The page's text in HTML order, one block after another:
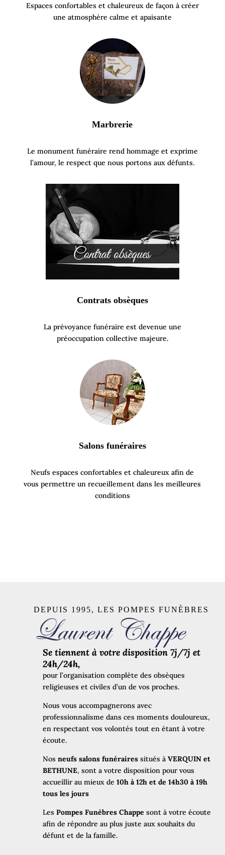
Espaces confortables et chaleureux de façon à créer
une atmosphère calme et apaisante
Marbrerie
Le monument funéraire rend hommage et exprime
l’amour, le respect que nous portons aux défunts.
Contrats obsèques
La prévoyance funéraire est devenue une
préoccupation collective majeure.
Salons funéraires
Neufs espaces confortables et chaleureux afin de
vous permettre un recueillement dans les meilleures
conditions
DEPUIS 1995, LES POMPES FUNÈBRES
Laurent Chappe
Se tiennent à votre disposition 7j/7j et
24h/24h,
pour l’organisation complète des obsèques
religieuses et civiles d’un de vos proches.
Nous vous accompagnerons avec
professionnalisme dans ces moments douloureux,
en respectant vos volontés tout en étant à votre
écoute.
Nosneufs salons funéraires situés àVERQUIN et
BETHUNE, sont a votre disposition pour vous
accueillir au mieux de10h à 12h et de 14h30 à 19h
tous les jours
LesPompes Funèbres Chappe sont à votre écoute
afin de répondre au plus juste aux souhaits du
défunt et de la famille.